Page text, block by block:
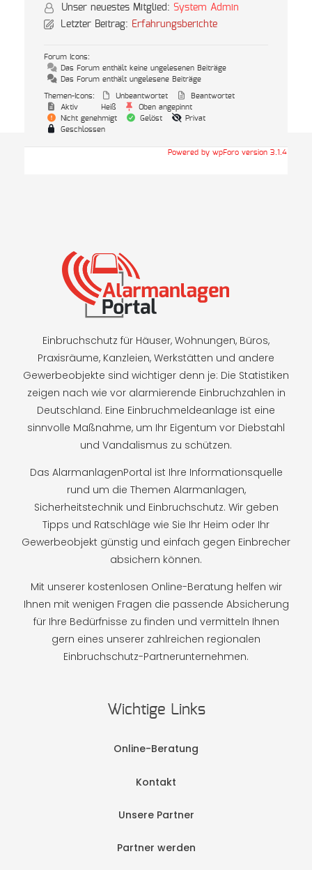
Unser neuestes Mitglied: System Admin
Letzter Beitrag: Erfahrungsberichte
Forum Icons:
Das Forum enthält keine ungelesenen Beiträge
Das Forum enthält ungelesene Beiträge
Themen-Icons:
Unbeantwortet
Beantwortet
Aktiv
Heiß
Oben angepinnt
Nicht genehmigt
Gelöst
Privat
Geschlossen
Powered by wpForo version 3.1.4
Einbruchschutz für Häuser, Wohnungen, Büros,
Praxisräume, Kanzleien, Werkstätten und andere
Gewerbeobjekte sind wichtiger denn je: Die Statistiken
zeigen nach wie vor alarmierende Einbruchzahlen in
Deutschland. Eine Einbruchmeldeanlage ist eine
sinnvolle Maßnahme, um Ihr Eigentum vor Diebstahl
und Vandalismus zu schützen.
Das AlarmanlagenPortal ist Ihre Informationsquelle
rund um die Themen Alarmanlagen,
Sicherheitstechnik und Einbruchschutz. Wir geben
Tipps und Ratschläge wie Sie Ihr Heim oder Ihr
Gewerbeobjekt günstig und einfach gegen Einbrecher
absichern können.
Mit unserer kostenlosen Online-Beratung helfen wir
Ihnen mit wenigen Fragen die passende Absicherung
für Ihre Bedürfnisse zu finden und vermitteln Ihnen
gern eines unserer zahlreichen regionalen
Einbruchschutz-Partnerunternehmen.
Wichtige Links
Online-Beratung
Kontakt
Unsere Partner
Partner werden